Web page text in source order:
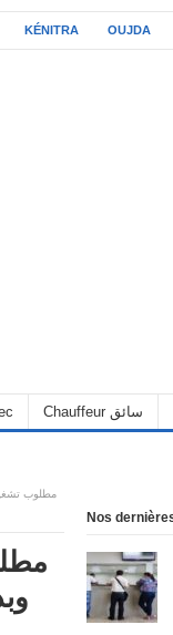
KÉNITRA OUJDA
Chauffeur سائق
Nos